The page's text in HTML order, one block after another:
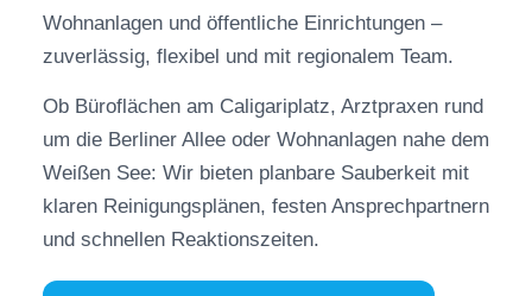
Wohnanlagen und öffentliche Einrichtungen –
zuverlässig, flexibel und mit regionalem Team.
Ob Büroflächen am Caligariplatz, Arztpraxen rund
um die Berliner Allee oder Wohnanlagen nahe dem
Weißen See: Wir bieten planbare Sauberkeit mit
klaren Reinigungsplänen, festen Ansprechpartnern
und schnellen Reaktionszeiten.